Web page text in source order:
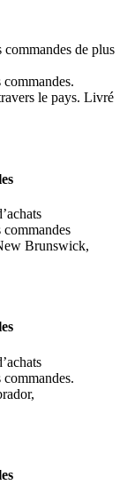
de plus
le pays. Livré
Brunswick,